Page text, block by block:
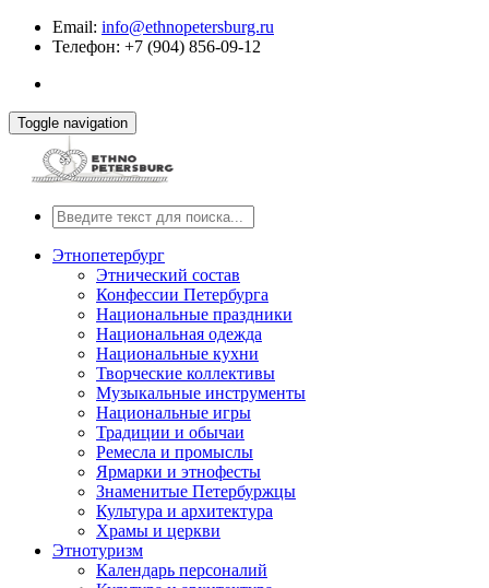
Email: info@ethnopetersburg.ru
Телефон: +7 (904) 856-09-12
Toggle navigation
Этнопетербург
Этнический состав
Конфессии Петербурга
Национальные праздники
Национальная одежда
Национальные кухни
Творческие коллективы
Музыкальные инструменты
Национальные игры
Традиции и обычаи
Ремесла и промыслы
Ярмарки и этнофесты
Знаменитые Петербуржцы
Культура и архитектура
Храмы и церкви
Этнотуризм
Календарь персоналий